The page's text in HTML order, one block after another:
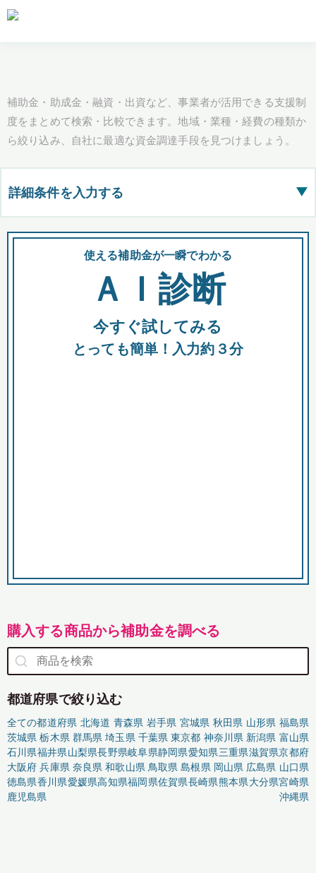
補助金・助成金・融資・出資など、事業者が活用できる支援制
度をまとめて検索・比較できます。地域・業種・経費の種類か
ら絞り込み、自社に最適な資金調達手段を見つけましょう。
詳細条件を入力する ▶
都道府県
全国の検索結果を含めて表示
助成金 融資 出資
使える補助金が一瞬でわかる
ＡＩ診断
今すぐ試してみる
とっても簡単！入力約３分
購入する商品から補助金を調べる
都道府県で絞り込む
全ての都道府県 北海道 青森県 岩手県 宮城県 秋田県 山形県 福島県
茨城県 栃木県 群馬県 埼玉県 千葉県 東京都 神奈川県 新潟県 富山県
石川県福井県山梨県長野県岐阜県静岡県愛知県三重県滋賀県京都府
大阪府 兵庫県 奈良県 和歌山県 鳥取県 島根県 岡山県 広島県 山口県
徳島県香川県愛媛県高知県福岡県佐賀県長崎県熊本県大分県宮崎県
鹿児島県
沖縄県